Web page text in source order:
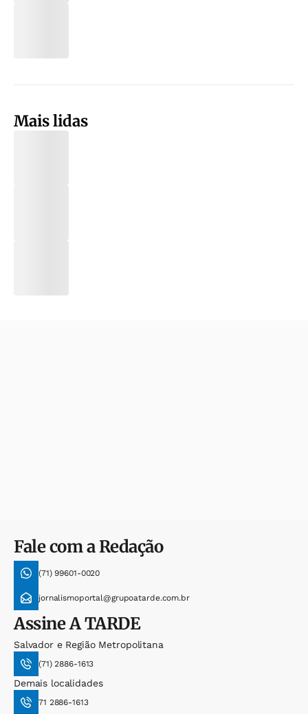
Mais lidas
Fale com a Redação
(71) 99601-0020
jornalismoportal@grupoatarde.com.br
AssineA TARDE
Salvador e Região Metropolitana
(71) 2886-1613
Demais localidades
71 2886-1613